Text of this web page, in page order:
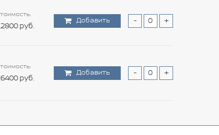
руб.
Добавить - +
руб.
Добавить - +